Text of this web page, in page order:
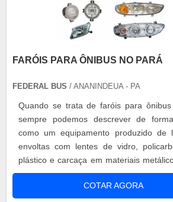
FARÓIS PARA ÔNIBUS NO PARÁ
FEDERAL BUS / ANANINDEUA - PA
Quando se trata de faróis para ônibus
sempre podemos descrever de
como um equipamento produzido de
envoltas com lentes de vidro,
plástico e carcaça em materiais
por parafusos. Sua finalidade é
iluminação adequada de uma via em
COTAR AGORA